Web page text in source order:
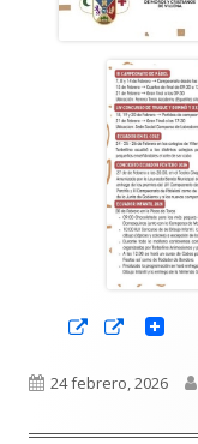
Abrir
ventana
Abrir
ventana
Publicado
24 febrero, 2026